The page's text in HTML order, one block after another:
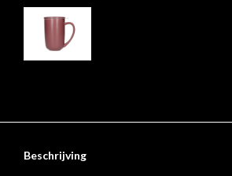
Beschrijving